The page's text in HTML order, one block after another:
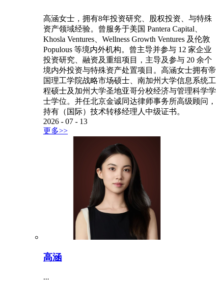
高涵女士，拥有8年投资研究、股权投资、与特殊
资产领域经验。曾服务于美国 Pantera Capital、
Khosla Ventures、Wellness Growth Ventures 及伦敦
Populous 等境内外机构。曾主导并参与 12 家企业
投资研究、融资及重组项目，主导及参与 20 余个
境内外投资与特殊资产处置项目。高涵女士拥有帝
国理工学院战略市场硕士、南加州大学信息系统工
程硕士及加州大学圣地亚哥分校经济与管理科学学
士学位。并任北京金诚同达律师事务所高级顾问，
持有（国际）技术转移经理人中级证书。
2026 - 07 - 13
更多>>
高涵
...